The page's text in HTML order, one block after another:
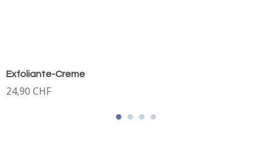
Exfoliante-Creme
24,90 CHF